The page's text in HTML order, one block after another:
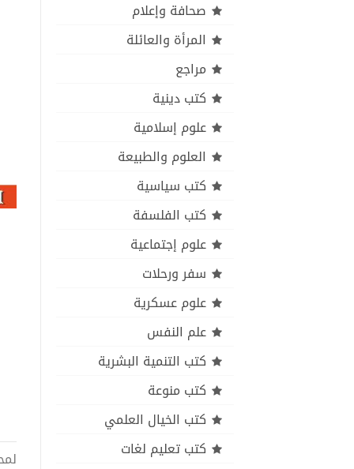
صحافة وإعلام
المرأة والعائلة
مراجع
كتب دينية
علوم إسلامية
العلوم والطبيعة
كتب سياسية
كتب الفلسفة
علوم إجتماعية
سفر ورحلات
علوم عسكرية
علم النفس
كتب التنمية البشرية
كتب منوعة
كتب الخيال العلمي
كتب تعليم لغات